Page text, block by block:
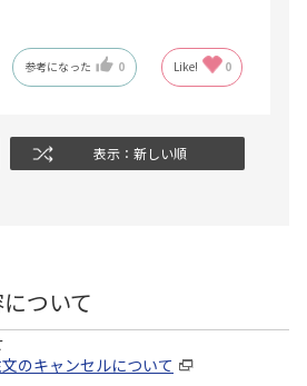
参考になった 0 Like! 0
表示：新しい順
ついて
のキャンセルについて